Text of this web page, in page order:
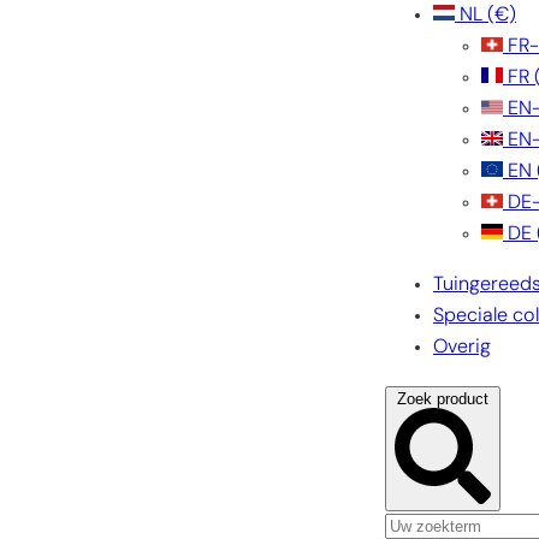
NL (€)
FR
EN
DE
Speciale
Overig
Zoek product